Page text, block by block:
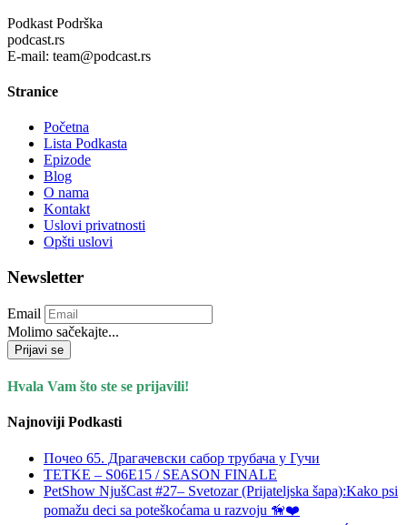
Podkast Podrška
podcast.rs
E-mail: team@podcast.rs
Stranice
Početna
Lista Podkasta
Epizode
Blog
O nama
Kontakt
Uslovi privatnosti
Opšti uslovi
Newsletter
Email
Molimo sačekajte...
Prijavi se
Hvala Vam što ste se prijavili!
Najnoviji Podkasti
Почео 65. Драгачевски сабор трубача у Гучи
TETKE – S06E15 / SEASON FINALE
PetShow NjušCast #27– Svetozar (Prijateljska šapa):Kako psi
pomažu deci sa poteškoćama u razvoju 🦮❤️